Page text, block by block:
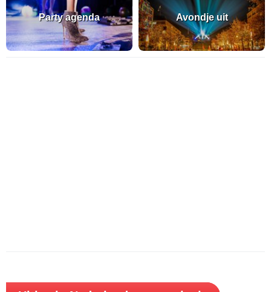
Party agenda Avondje uit